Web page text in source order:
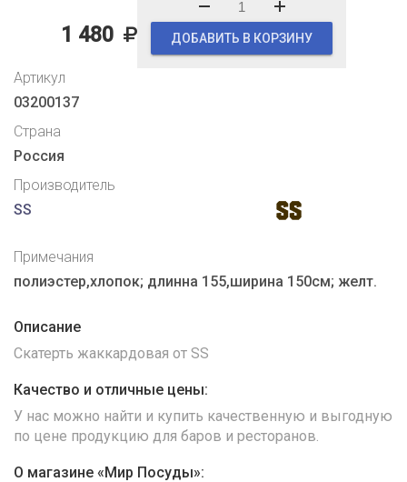
1 480 ДОБАВИТЬ В КОРЗИНУ
Артикул
03200137
Страна
Россия
Производитель
SS
Примечания
полиэстер,хлопок; длинна 155,ширина 150см; желт.
Описание
Скатерть жаккардовая от SS
Качество и отличные цены:
У нас можно найти и купить качественную и выгодную
по цене продукцию для баров и ресторанов.
О магазине «Мир Посуды»: